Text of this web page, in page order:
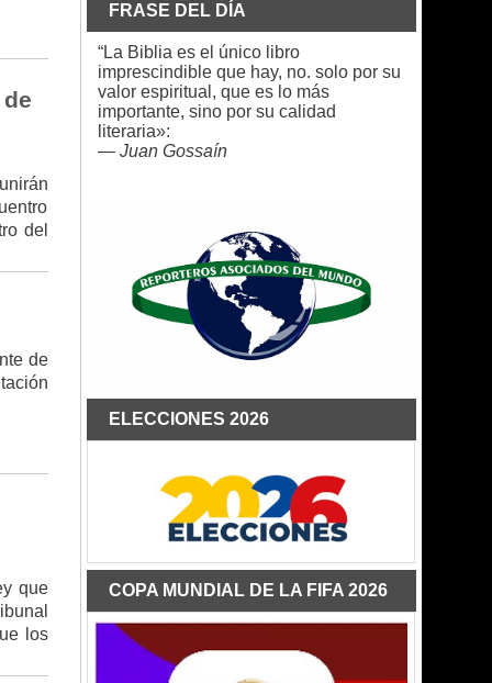
del
de
que
los
FRASE DEL DÍA
“La Biblia es el único libro
imprescindible que hay, no. solo por su
valor espiritual, que es lo más
importante, sino por su calidad
literaria»:
— Juan Gossaín
ELECCIONES 2026
COPA MUNDIAL DE LA FIFA 2026